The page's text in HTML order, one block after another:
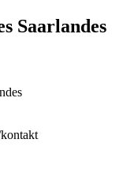
Saarlandes